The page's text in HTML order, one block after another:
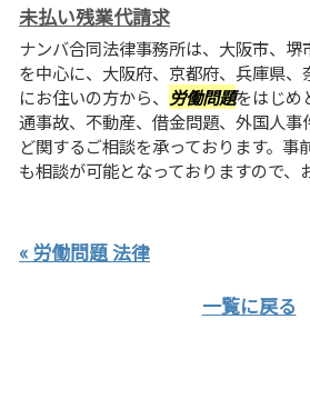
未払い残業代請求
ナンバ合同法律事務所は、大阪市、
を中心に、大阪府、京都府、兵庫県
にお住いの方から、 労働問題をはじめ
通事故、不動産、借金問題、外国人
ど関するご相談を承っております。事
も相談が可能となっておりますので、
« 労働問題 法律
一覧に戻る